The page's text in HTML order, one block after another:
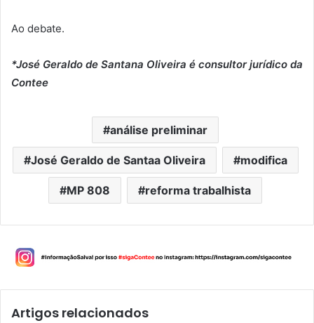
Ao debate.
*José Geraldo de Santana Oliveira é consultor jurídico da
Contee
análise preliminar
José Geraldo de Santaa Oliveira modifica
MP 808 reforma trabalhista
Artigos relacionados